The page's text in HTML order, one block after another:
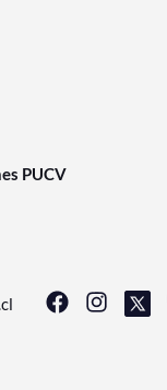
PUCV